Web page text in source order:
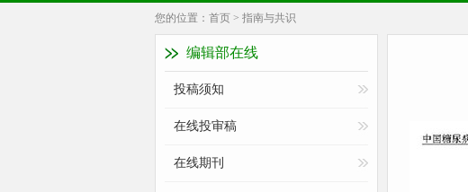
您的位置： 首页 > 指南与共识
编辑部在线
投稿须知
在线投审稿
在线期刊